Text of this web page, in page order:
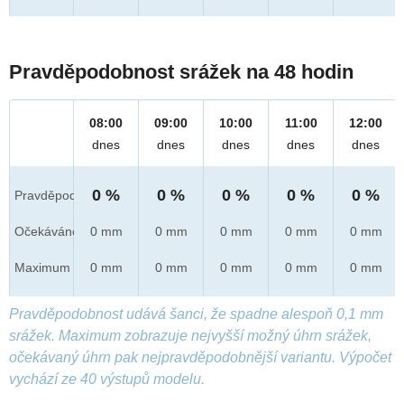
Pravděpodobnost srážek na 48 hodin
Pravděpod.
Očekáváno
Maximum
08:00
dnes
0 %
0 mm
0 mm
09:00
dnes
0 %
0 mm
0 mm
10:00
dnes
0 %
0 mm
0 mm
11:00
dnes
0 %
0 mm
0 mm
12:00
dnes
0 %
0 mm
0 mm
Pravděpodobnost udává šanci, že spadne alespoň 0,1 mm
srážek. Maximum zobrazuje nejvyšší možný úhrn srážek,
očekávaný úhrn pak nejpravděpodobnější variantu. Výpočet
vychází ze 40 výstupů modelu.